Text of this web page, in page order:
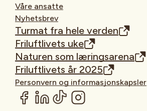
Våre ansatte
Nyhetsbrev
Turmat fra hele verden
Friluftlivets uke
Naturen som læringsarena
Friluftlivets år 2025
Personvern og informasjonskapsler